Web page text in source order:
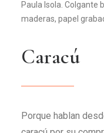
Paula Isola. Colgante
maderas, papel
Caracú
Porque hablan